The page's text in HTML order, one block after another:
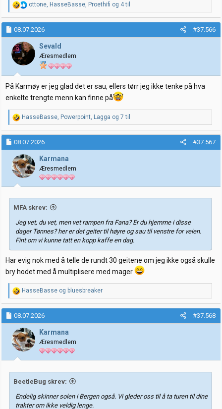
R
e
a
k
s
j
o
r
:
ottone, HasseBasse, Proethifi og 4 til
08.07.2026 #37.566
Sevald
Æresmedlem
På Karmøy er jeg glad det er sau, ellers tørr jeg ikke tenke på hva
enkelte trengte menn kan finne på
R
e
a
k
s
j
o
n
e
r
HasseBasse, Powerpoint, Lagga og 7 til
08.07.2026 #37.567
Karmana
Æresmedlem
MFA skrev:
Jeg vet, du vet, men vet rampen fra Fana? Er du hjemme i disse
dager Tønnes? her er det geiter til høyre og sau til venstre for veien.
Fint om vi kunne tatt en kopp kaffe en dag.
Har evig nok med å telle de rundt 30 geitene om jeg ikke også skulle
bry hodet med å multiplisere med mager
R
e
a
k
s
j
o
n
e
r
HasseBasse og bluesbreaker
08.07.2026 #37.568
Karmana
Æresmedlem
BeetleBug skrev:
Endelig skinner solen i Bergen også. Vi gleder oss til å ta turen til dine
trakter om ikke veldig lenge.